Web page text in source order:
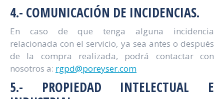
4.- COMUNICACIÓN DE INCIDENCIAS.
En caso de que tenga alguna incidencia
relacionada con el servicio, ya sea antes o después
de la compra realizada, podrá contactar con
nosotros a: rgpd@poreyser.com
5.- PROPIEDAD INTELECTUAL E